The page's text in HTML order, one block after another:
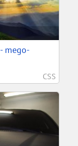
mego-
CSS